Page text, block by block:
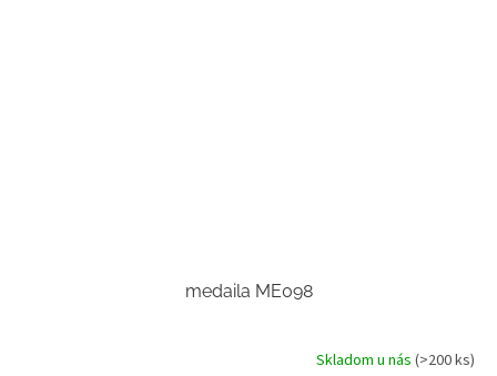
medaila ME098
Skladom u nás (>200 ks)